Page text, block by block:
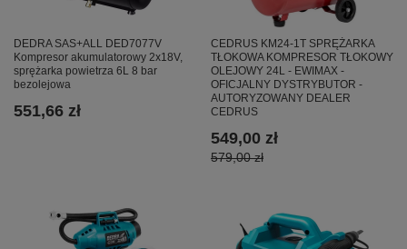
DEDRA SAS+ALL DED7077V
Kompresor akumulatorowy 2x18V,
sprężarka powietrza 6L 8 bar
bezolejowa
551,66 zł
CEDRUS KM24-1T SPRĘŻARKA
TŁOKOWA KOMPRESOR TŁOKOWY
OLEJOWY 24L - EWIMAX -
OFICJALNY DYSTRYBUTOR -
AUTORYZOWANY DEALER
CEDRUS
549,00 zł
579,00 zł